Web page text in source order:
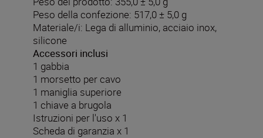
Peso della confezione: 517,0 ± 5,0 g
Materiale/i: Lega di alluminio, acciaio inox,
silicone
Accessori inclusi
1 gabbia
1 morsetto per cavo
1 maniglia superiore
1 chiave a brugola
Istruzioni per l'uso x 1
Scheda di garanzia x 1